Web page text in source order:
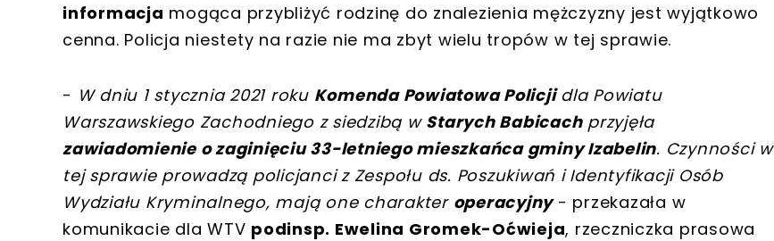
informacja mogąca przybliżyć rodzinę do znalezienia mężczyzny jest wyjątkowo
cenna. Policja niestety na razie nie ma zbyt wielu tropów w tej sprawie.
- W dniu 1 stycznia 2021 roku Komenda Powiatowa Policjidla Powiatu
Warszawskiego Zachodniego z siedzibą w Starych Babicachprzyjęła
zawiadomienie o zaginięciu 33-letniego mieszkańca gminy Izabelin. Czynności w
tej sprawie prowadzą policjanci z Zespołu ds. Poszukiwań i Identyfikacji Osób
Wydziału Kryminalnego, mają one charakter operacyjny- przekazała w
komunikacie dla WTV podinsp. Ewelina Gromek-Oćwieja, rzeczniczka prasowa